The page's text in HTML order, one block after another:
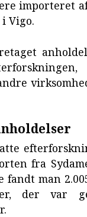
importeret
Vigo.
fra
fandt man
der var